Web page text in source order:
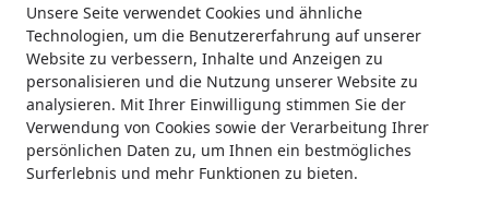
Unsere Seite verwendet Cookies und ähnliche
Technologien, um die Benutzererfahrung auf unserer
Website zu verbessern, Inhalte und Anzeigen zu
personalisieren und die Nutzung unserer Website zu
analysieren. Mit Ihrer Einwilligung stimmen Sie der
Verwendung von Cookies sowie der Verarbeitung Ihrer
persönlichen Daten zu, um Ihnen ein bestmögliches
Surferlebnis und mehr Funktionen zu bieten.
Karibu Pools inkl. gratis Sandfilteranlage & Pool-
Starterset (Gesamtwert bis 468,99€)
Startseite
Freizeit Gartenmöbel Sonnenschirme & Zubehör
Mittelstockschirme